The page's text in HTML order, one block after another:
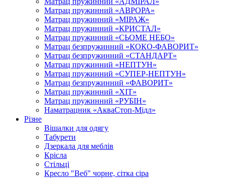
Матрац пружинний «АВРОРА»
Матрац пружинний «МІРАЖ»
Матрац пружинний «КРИСТАЛ»
Матрац пружинний «СЬОМЕ НЕБО»
Матрац безпружинний «КОКО-ФАВОРИТ»
Матрац безпружинний «СТАНДАРТ»
Матрац пружинний «НЕПТУН»
Матрац пружинний «СУПЕР-НЕПТУН»
Матрац безпружинний «ФАВОРИТ»
Матрац пружинний «ХІТ»
Матрац пружинний «РУБІН»
Наматрацник «АкваСтоп-Мідл»
Різне
Вішалки для одягу
Табурети
Дзеркала для меблів
Крісла
Стільці
Кресло "Веб" чорне, сітка сіра